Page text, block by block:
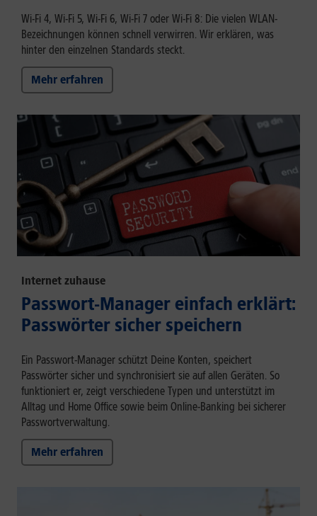
Wi-Fi 4, Wi-Fi 5, Wi-Fi 6, Wi-Fi 7 oder Wi-Fi 8: Die vielen WLAN-
Bezeichnungen können schnell verwirren. Wir erklären, was
hinter den einzelnen Standards steckt.
Mehr erfahren
Internet zuhause
Passwort-Manager einfach erklärt:
Passwörter sicher speichern
Ein Passwort-Manager schützt Deine Konten, speichert
Passwörter sicher und synchronisiert sie auf allen Geräten. So
funktioniert er, zeigt verschiedene Typen und unterstützt im
Alltag und Home Office sowie beim Online-Banking bei sicherer
Passwortverwaltung.
Mehr erfahren